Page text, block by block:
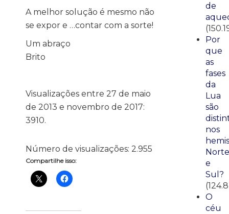
A melhor solução é mesmo não
se expor e …contar com a sorte!
Um abraço
Brito
Visualizações entre 27 de maio
de 2013 e novembro de 2017:
3910.
Número de visualizações: 2.955
Compartilhe isso:
de
Por
que
as
fases
da
Lua
são
nos
Norte
e
Sul?
O
céu